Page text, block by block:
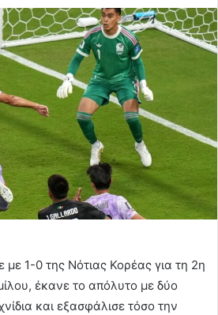
με 1-0 της Νότιας Κορέας για τη 2η
έκανε το απόλυτο με δύο
και εξασφάλισε τόσο την